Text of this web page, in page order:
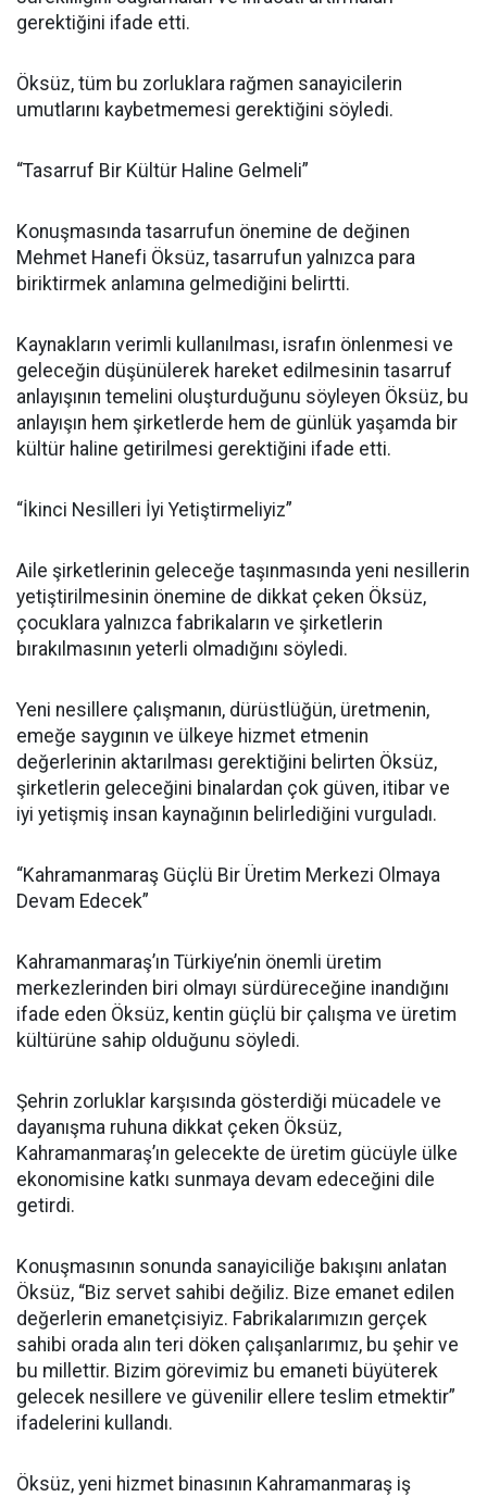
gerektiğini ifade etti.
Öksüz, tüm bu zorluklara rağmen sanayicilerin
umutlarını kaybetmemesi gerektiğini söyledi.
“Tasarruf Bir Kültür Haline Gelmeli”
Konuşmasında tasarrufun önemine de değinen
Mehmet Hanefi Öksüz, tasarrufun yalnızca para
biriktirmek anlamına gelmediğini belirtti.
Kaynakların verimli kullanılması, israfın önlenmesi ve
geleceğin düşünülerek hareket edilmesinin tasarruf
anlayışının temelini oluşturduğunu söyleyen Öksüz, bu
anlayışın hem şirketlerde hem de günlük yaşamda bir
kültür haline getirilmesi gerektiğini ifade etti.
“İkinci Nesilleri İyi Yetiştirmeliyiz”
Aile şirketlerinin geleceğe taşınmasında yeni nesillerin
yetiştirilmesinin önemine de dikkat çeken Öksüz,
çocuklara yalnızca fabrikaların ve şirketlerin
bırakılmasının yeterli olmadığını söyledi.
Yeni nesillere çalışmanın, dürüstlüğün, üretmenin,
emeğe saygının ve ülkeye hizmet etmenin
değerlerinin aktarılması gerektiğini belirten Öksüz,
şirketlerin geleceğini binalardan çok güven, itibar ve
iyi yetişmiş insan kaynağının belirlediğini vurguladı.
“Kahramanmaraş Güçlü Bir Üretim Merkezi Olmaya
Devam Edecek”
Kahramanmaraş’ın Türkiye’nin önemli üretim
merkezlerinden biri olmayı sürdüreceğine inandığını
ifade eden Öksüz, kentin güçlü bir çalışma ve üretim
kültürüne sahip olduğunu söyledi.
Şehrin zorluklar karşısında gösterdiği mücadele ve
dayanışma ruhuna dikkat çeken Öksüz,
Kahramanmaraş’ın gelecekte de üretim gücüyle ülke
ekonomisine katkı sunmaya devam edeceğini dile
getirdi.
Konuşmasının sonunda sanayiciliğe bakışını anlatan
Öksüz, “Biz servet sahibi değiliz. Bize emanet edilen
değerlerin emanetçisiyiz. Fabrikalarımızın gerçek
sahibi orada alın teri döken çalışanlarımız, bu şehir ve
bu millettir. Bizim görevimiz bu emaneti büyüterek
gelecek nesillere ve güvenilir ellere teslim etmektir”
ifadelerini kullandı.
Öksüz, yeni hizmet binasının Kahramanmaraş iş